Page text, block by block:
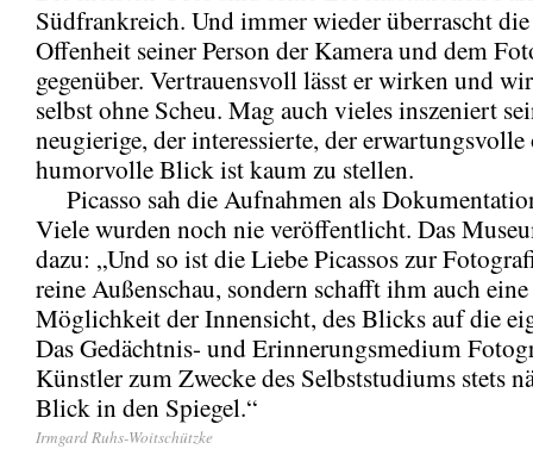
Südfrankreich. Und immer wieder überrascht
Offenheit seiner Person der Kamera und dem
gegenüber. Vertrauensvoll lässt er wirken und
selbst ohne Scheu. Mag auch vieles inszeniert
neugierige, der interessierte, der erwartungsvolle
humorvolle Blick ist kaum zu stellen.
Picasso sah die Aufnahmen als
Viele wurden noch nie veröffentlicht. Das
dazu: „Und so ist die Liebe Picassos zur
reine Außenschau, sondern schafft ihm auch
Möglichkeit der Innensicht, des Blicks auf die
Das Gedächtnis- und Erinnerungsmedium
Künstler zum Zwecke des Selbststudiums stets
Blick in den Spiegel.“
Irmgard Ruhs-Woitschützke